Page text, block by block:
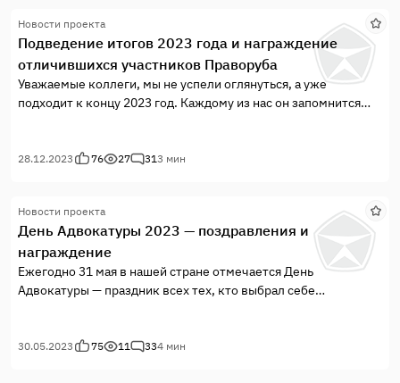
вопросам, касающимся рассмотрения уголовных дел,
защиты прав и интересов потерпевших, составлены иски,
осущ
Новости проекта
Подведение итогов 2023 года и награждение
отличившихся участников Праворуба
Уважаемые коллеги, мы не успели оглянуться, а уже
подходит к концу 2023 год. Каждому из нас он запомнится
самое наилучшее из прожитого — воспоминания, встречи,
28.12.2023 76 27 313 мин
Новости проекта
День Адвокатуры 2023 — поздравления и
награждение
Ежегодно 31 мая в нашей стране отмечается День
Адвокатуры — праздник всех тех, кто выбрал себе
цивилизованного общества. Каждый день бросает нам новые
30.05.2023 75 11 334 мин